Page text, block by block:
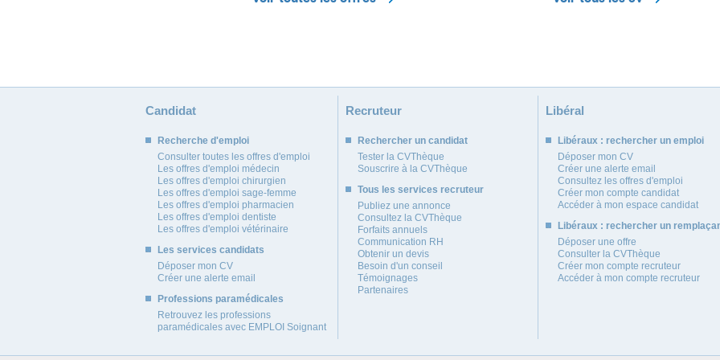
Candidat
Recherche d'emploi
Consulter toutes les offres d'emploi
Les offres d'emploi médecin
Les offres d'emploi chirurgien
Les offres d'emploi sage-femme
Les offres d'emploi pharmacien
Les offres d'emploi dentiste
Les offres d'emploi vétérinaire
Les services candidats
Déposer mon CV
Créer une alerte email
Professions paramédicales
Retrouvez les professions
paramédicales avec EMPLOI Soignant
Recruteur
Rechercher un candidat
Tester la CVThèque
Souscrire à la CVThèque
Tous les services recruteur
Publiez une annonce
Consultez la CVThèque
Forfaits annuels
Communication RH
Obtenir un devis
Besoin d'un conseil
Témoignages
Partenaires
Libéral
Libéraux : rechercher un emploi
Déposer mon CV
Créer une alerte email
Consultez les offres d'emploi
Créer mon compte candidat
Accéder à mon espace candidat
Libéraux : rechercher un
Déposer une offre
Consulter la CVThèque
Créer mon compte recruteur
Accéder à mon compte recruteur